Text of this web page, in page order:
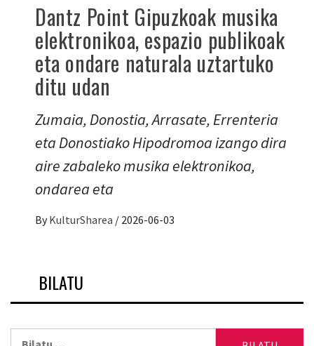
Dantz Point Gipuzkoak musika
elektronikoa, espazio publikoak
eta ondare naturala uztartuko
ditu udan
Zumaia, Donostia, Arrasate, Errenteria
eta Donostiako Hipodromoa izango dira
aire zabaleko musika elektronikoa,
ondarea eta
By KulturSharea / 2026-06-03
BILATU